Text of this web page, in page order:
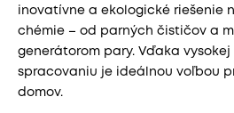
inovatívne a ekologické riešenie
chémie – od parných čističov a
generátorom pary. Vďaka
spracovaniu je ideálnou voľbou
domov.